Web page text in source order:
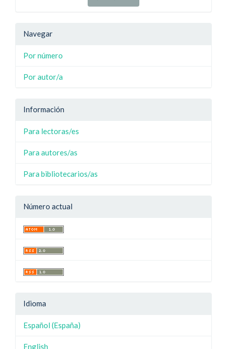
Navegar
Por número
Por autor/a
Información
Para lectoras/es
Para autores/as
Para bibliotecarios/as
Número actual
Idioma
Español (España)
English